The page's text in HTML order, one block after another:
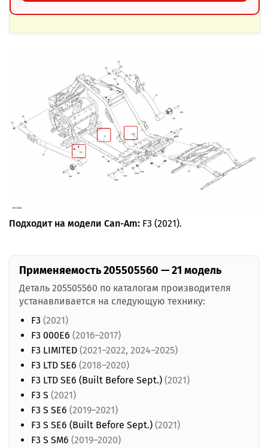
Подходит на модели Can-Am: F3 (2021).
Применяемость 205505560 — 21 модель
Деталь 205505560 по каталогам производителя
устанавливается на следующую технику:
F3 (2021)
F3 000E6 (2016–2017)
F3 LIMITED (2021–2022, 2024–2025)
F3 LTD SE6 (2018–2020)
F3 LTD SE6 (Built Before Sept.) (2021)
F3 S (2021)
F3 S SE6 (2019–2021)
F3 S SE6 (Built Before Sept.) (2021)
F3 S SM6 (2019–2020)